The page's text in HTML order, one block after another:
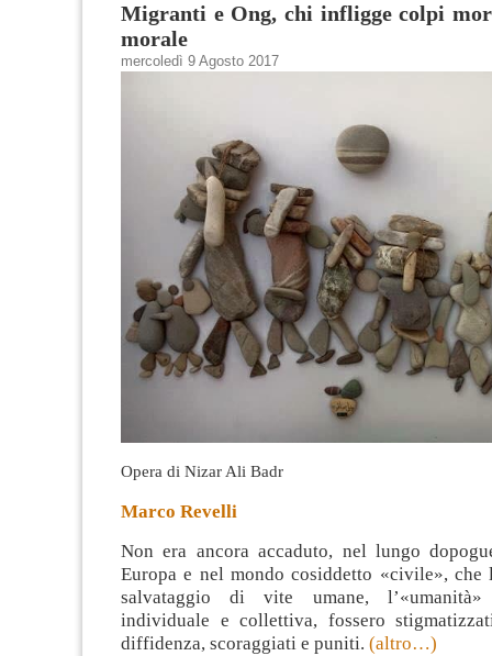
Migranti e Ong, chi infligge colpi
morale
mercoledì 9 Agosto 2017
Opera di Nizar Ali Badr
Marco Revelli
Non era ancora accaduto, nel lungo
Europa e nel mondo cosiddetto «civile»,
salvataggio di vite umane,
individuale e collettiva, fossero
diffidenza, scoraggiati e puniti. (altro…)